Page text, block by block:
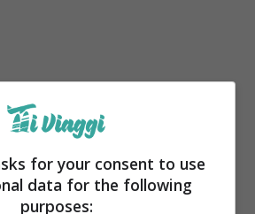
alcune delle
da non perdere su
è Parigi. Nella capitale
for your consent to use
data for the following
purposes: